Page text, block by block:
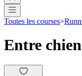
Toutes les courses>
Entre